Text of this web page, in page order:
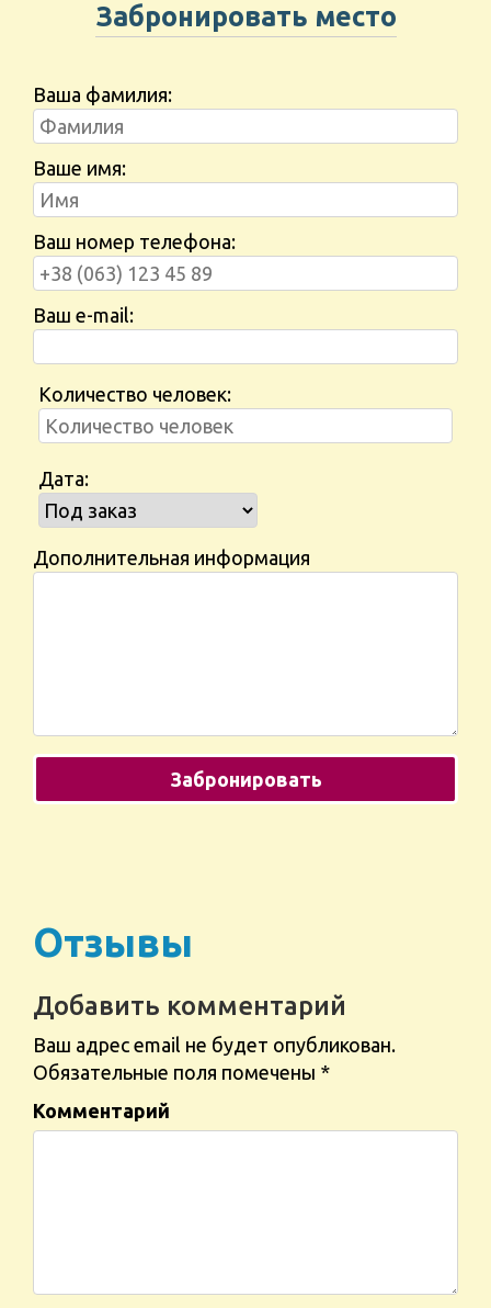
Забронировать место
Ваша фамилия:
Ваше имя:
Ваш номер телефона:
Ваш e-mail:
Количество человек:
Дата:
Дополнительная информация
Отзывы
Добавить комментарий
Ваш адрес email не будет опубликован.
Обязательные поля помечены *
Комментарий